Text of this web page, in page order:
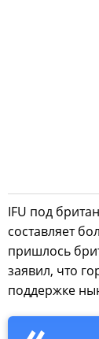
IFU под
составляет
пришлось
заявил, что
поддержке